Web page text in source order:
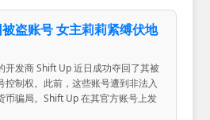
被盗账号 女主莉莉紧缚伏地
开发商 Shift Up 近日成功夺回了其被
控制权。此前，这些账号遭到非法入
币骗局。Shift Up 在其官方账号上发